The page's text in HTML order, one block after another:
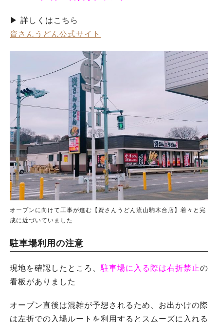
▶ 詳しくはこちら
資さんうどん公式サイト
オープンに向けて工事が進む【資さんうどん流山駒木台店】着々と完
成に近づいていました
駐車場利用の注意
現地を確認したところ、駐車場に入る際は右折禁止の
看板がありました
オープン直後は混雑が予想されるため、お出かけの際
は左折での入場ルートを利用するとスムーズに入れる